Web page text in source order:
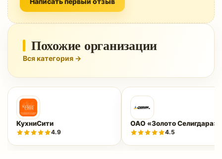
Похожие организации
Вся категория →
КухниСити
4.9
ОАО «Золото Селигдара»
4.5